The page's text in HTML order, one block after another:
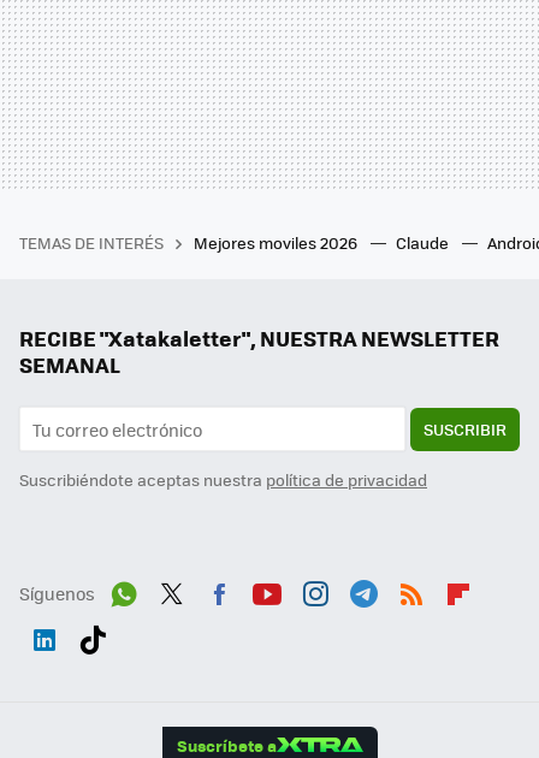
TEMAS DE INTERÉS Mejores moviles 2026 Claude
RECIBE "Xatakaletter", NUESTRA NEWSLETTER
SEMANAL
SUSCRIBIR
Suscribiéndote aceptas nuestra política de privacidad
Síguenos
Suscríbete a